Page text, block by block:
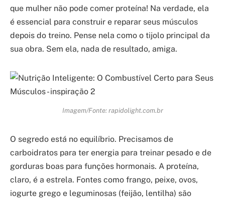
que mulher não pode comer proteína! Na verdade, ela
é essencial para construir e reparar seus músculos
depois do treino. Pense nela como o tijolo principal da
sua obra. Sem ela, nada de resultado, amiga.
Imagem/Fonte: rapidolight.com.br
O segredo está no equilíbrio. Precisamos de
carboidratos para ter energia para treinar pesado e de
gorduras boas para funções hormonais. A proteína,
claro, é a estrela. Fontes como frango, peixe, ovos,
iogurte grego e leguminosas (feijão, lentilha) são